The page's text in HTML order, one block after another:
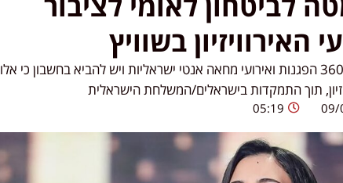
האירוויזיון בשוויץ
בשנה האחרונה אירעו בשוויץ 360 הפגנות ואירועי מחאה אנטי ישראליות ויש להביא בחשבון כי אלו
תוך התמקדות בישראלים/המשלחת הישראלית
09/
05:19